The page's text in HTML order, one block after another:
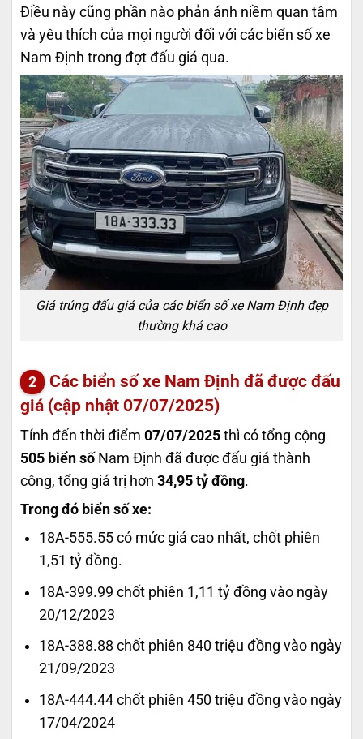
Điều này cũng phần nào phản ánh niềm quan tâm
và yêu thích của mọi người đối với các biển số xe
Nam Định trong đợt đấu giá qua.
Giá trúng đấu giá của các biển số xe Nam Định đẹp
thường khá cao
Các biển số xe Nam Định đã được đấu
giá (cập nhật 07/07/2025)
Tính đến thời điểm 07/07/2025 thì có tổng cộng
505 biển số Nam Định đã được đấu giá thành
công, tổng giá trị hơn 34,95 tỷ đồng.
Trong đó biển số xe:
18A-555.55 có mức giá cao nhất, chốt phiên
1,51 tỷ đồng.
18A-399.99 chốt phiên 1,11 tỷ đồng vào ngày
20/12/2023
18A-388.88 chốt phiên 840 triệu đồng vào ngày
21/09/2023
18A-444.44 chốt phiên 450 triệu đồng vào ngày
17/04/2024